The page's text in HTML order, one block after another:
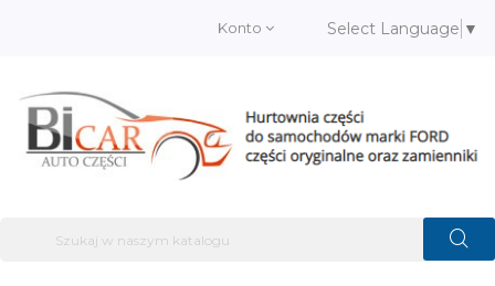
Konto Select Language ▼